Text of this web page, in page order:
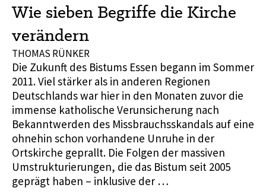
Wie sieben Begriffe die Kirche
verändern
THOMAS RÜNKER
Die Zukunft des Bistums Essen begann im Sommer
2011. Viel stärker als in anderen Regionen
Deutschlands war hier in den Monaten zuvor die
immense katholische Verunsicherung nach
Bekanntwerden des Missbrauchsskandals auf eine
ohnehin schon vorhandene Unruhe in der
Ortskirche geprallt. Die Folgen der massiven
Umstrukturierungen, die das Bistum seit 2005
geprägt haben – inklusive der …